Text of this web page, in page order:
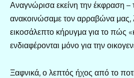
Αναγνώρισα εκείνη την έκφραση –
ανακοινώσαμε τον αρραβώνα μας,
εικοσάλεπτο κήρυγμα για το πώς
ενδιαφέρονται μόνο για την
Ξαφνικά, ο λεπτός ήχος από το